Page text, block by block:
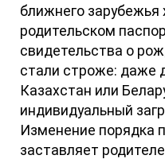
ближнего зарубежья
родительском
свидетельства о
стали строже: даже
Казахстан или
индивидуальный
Изменение порядка
заставляет